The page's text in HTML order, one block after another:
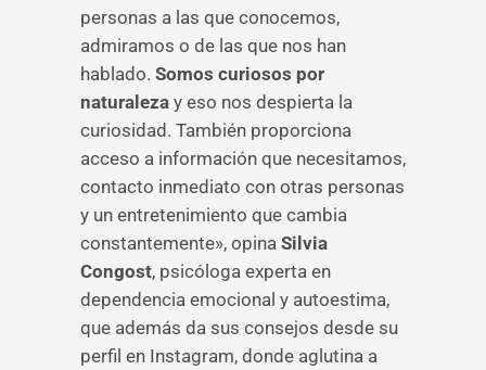
personas a las que conocemos,
admiramos o de las que nos han
hablado. Somos curiosos por
naturaleza y eso nos despierta la
curiosidad. También proporciona
acceso a información que necesitamos,
contacto inmediato con otras personas
y un entretenimiento que cambia
constantemente», opina Silvia
Congost, psicóloga experta en
dependencia emocional y autoestima,
que además da sus consejos desde su
perfil en Instagram, donde aglutina a